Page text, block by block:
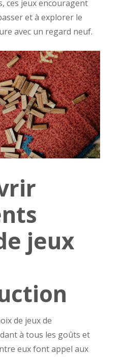
ces jeux encouragent
et à explorer le
avec un regard neuf.
jeux
de jeux de
à tous les goûts et
eux font appel aux